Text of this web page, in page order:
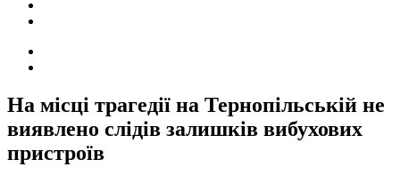
На місці трагедії на Тернопільській не
виявлено слідів залишків вибухових
пристроїв